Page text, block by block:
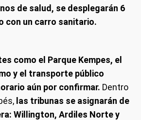
de salud, se desplegarán 6
con un carro sanitario.
como el Parque Kempes, el
y el transporte público
aún por confirmar. Dentro
las tribunas se asignarán de
Willington, Ardiles Norte y